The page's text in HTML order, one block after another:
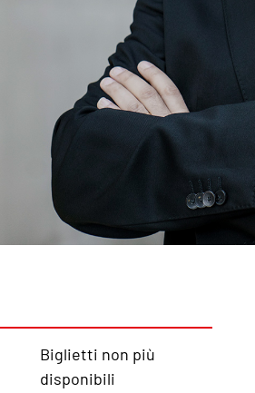
Biglietti non più
disponibili